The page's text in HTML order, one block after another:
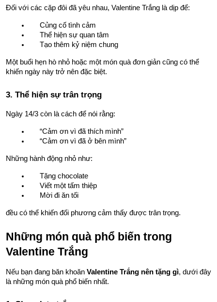
Đối với các cặp đôi đã yêu nhau, Valentine Trắng là dịp để:
Củng cố tình cảm
Thể hiện sự quan tâm
Tạo thêm kỷ niệm chung
Một buổi hẹn hò nhỏ hoặc một món quà đơn giản cũng có thể
khiến ngày này trở nên đặc biệt.
3. Thể hiện sự trân trọng
Ngày 14/3 còn là cách để nói rằng:
“Cảm ơn vì đã thích mình”
“Cảm ơn vì đã ở bên mình”
Những hành động nhỏ như:
Tặng chocolate
Viết một tấm thiệp
Mời đi ăn tối
đều có thể khiến đối phương cảm thấy được trân trọng.
Những món quà phổ biến trong
Valentine Trắng
Nếu bạn đang băn khoăn Valentine Trắng nên tặng gì, dưới đây
là những món quà phổ biến nhất.